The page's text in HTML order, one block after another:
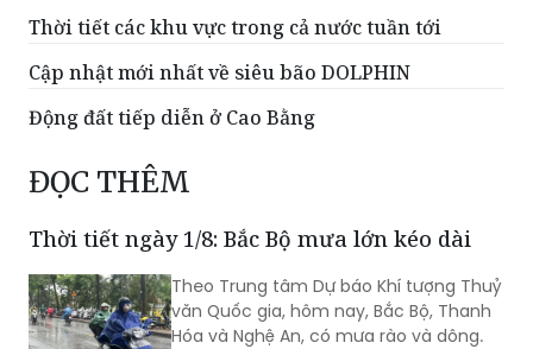
Thời tiết các khu vực trong cả nước tuần tới
Cập nhật mới nhất về siêu bão DOLPHIN
Động đất tiếp diễn ở Cao Bằng
ĐỌC THÊM
Thời tiết ngày 1/8: Bắc Bộ mưa lớn kéo dài
Theo Trung tâm Dự báo Khí tượng Thuỷ
văn Quốc gia, hôm nay, Bắc Bộ, Thanh
Hóa và Nghệ An, có mưa rào và dông.